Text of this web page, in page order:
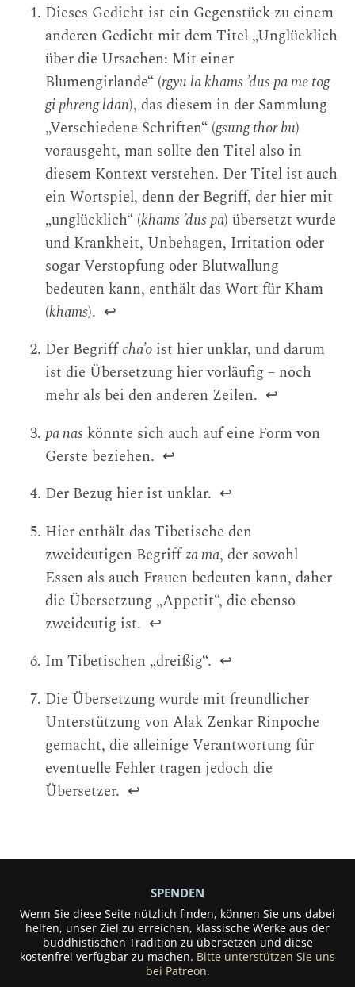
Dieses Gedicht ist ein Gegenstück zu einem
anderen Gedicht mit dem Titel „Unglücklich
über die Ursachen: Mit einer
Blumengirlande“ (rgyu la khams ’dus pa me tog
gi phreng ldan), das diesem in der Sammlung
„Verschiedene Schriften“ (gsung thor bu)
vorausgeht, man sollte den Titel also in
diesem Kontext verstehen. Der Titel ist auch
ein Wortspiel, denn der Begriff, der hier mit
„unglücklich“ (khams ’dus pa) übersetzt wurde
und Krankheit, Unbehagen, Irritation oder
sogar Verstopfung oder Blutwallung
bedeuten kann, enthält das Wort für Kham
(khams). ↩
Der Begriffcha’o ist hier unklar, und darum
ist die Übersetzung hier vorläufig – noch
mehr als bei den anderen Zeilen. ↩
pa nas könnte sich auch auf eine Form von
Gerste beziehen. ↩
Der Bezug hier ist unklar. ↩
Hier enthält das Tibetische den
zweideutigen Begriffza ma, der sowohl
Essen als auch Frauen bedeuten kann, daher
die Übersetzung „Appetit“, die ebenso
zweideutig ist. ↩
Im Tibetischen „dreißig“. ↩
Die Übersetzung wurde mit freundlicher
Unterstützung von Alak Zenkar Rinpoche
gemacht, die alleinige Verantwortung für
eventuelle Fehler tragen jedoch die
Übersetzer. ↩
SPENDEN
Wenn Sie diese Seite nützlich finden, können Sie uns dabei
helfen, unser Ziel zu erreichen, klassische Werke aus der
buddhistischen Tradition zu übersetzen und diese
kostenfrei verfügbar zu machen. Bitte unterstützen Sie uns
bei Patreon.